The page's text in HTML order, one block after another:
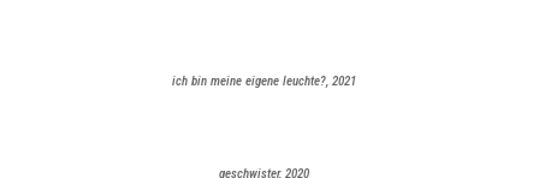
ich bin meine eigene leuchte?, 2021
geschwister, 2020